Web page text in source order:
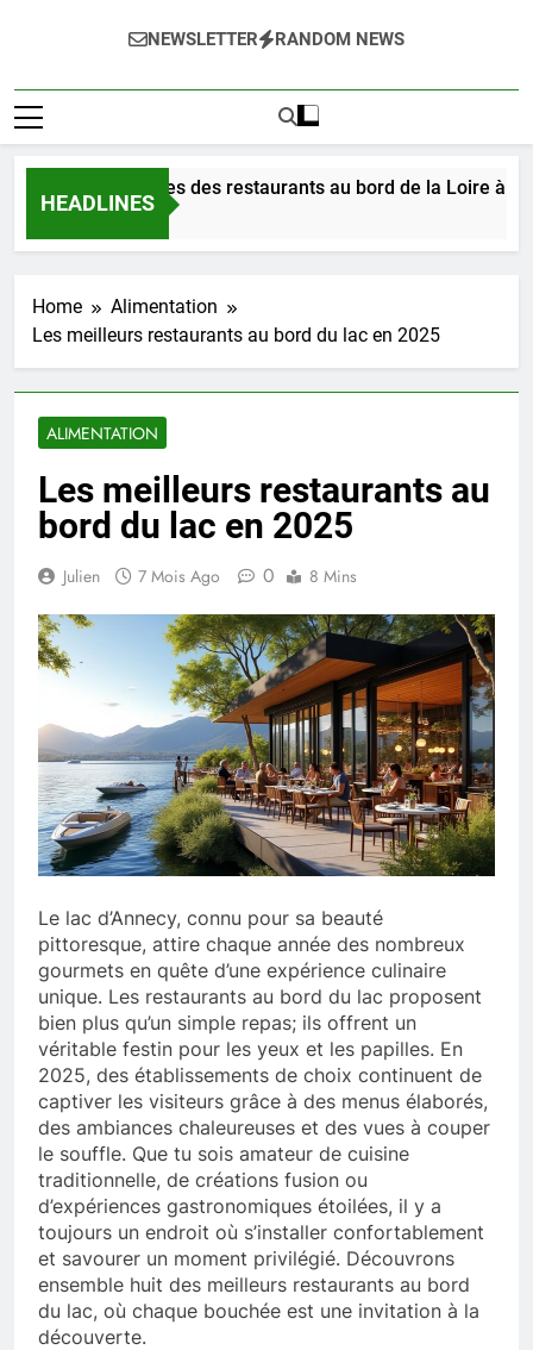
NEWSLETTER RANDOM NEWS
HEADLINES
les délices des restaurants au bord de la Loire à Orléans
Home
Alimentation
Les meilleurs restaurants au bord du lac en 2025
ALIMENTATION
Les meilleurs restaurants au
bord du lac en 2025
Julien 7 Mois Ago 0 8 Mins
Le lac d’Annecy, connu pour sa beauté
pittoresque, attire chaque année des nombreux
gourmets en quête d’une expérience culinaire
unique. Les restaurants au bord du lac proposent
bien plus qu’un simple repas; ils offrent un
véritable festin pour les yeux et les papilles. En
2025, des établissements de choix continuent de
captiver les visiteurs grâce à des menus élaborés,
des ambiances chaleureuses et des vues à couper
le souffle. Que tu sois amateur de cuisine
traditionnelle, de créations fusion ou
d’expériences gastronomiques étoilées, il y a
toujours un endroit où s’installer confortablement
et savourer un moment privilégié. Découvrons
ensemble huit des meilleurs restaurants au bord
du lac, où chaque bouchée est une invitation à la
découverte.